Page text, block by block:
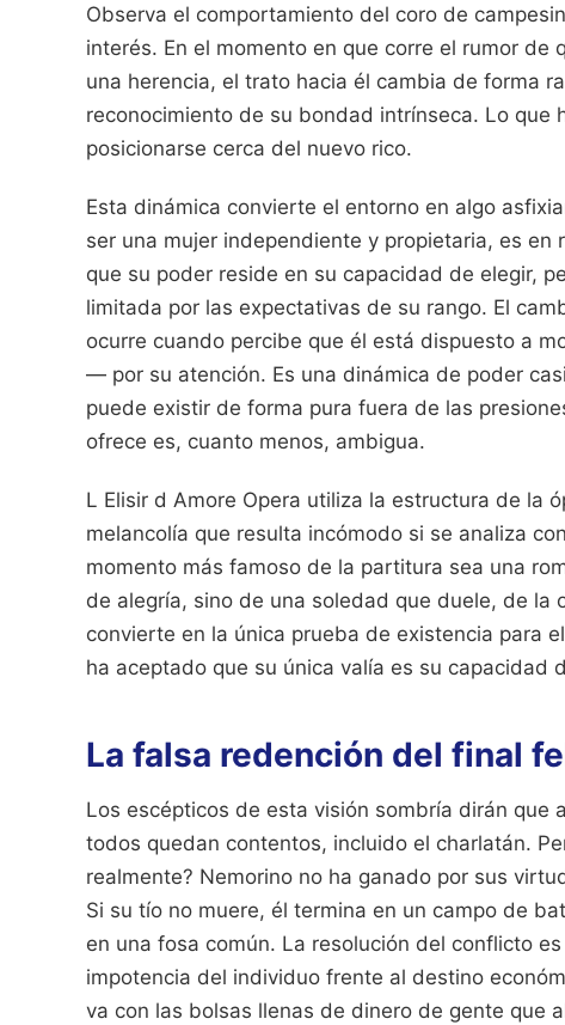
Observa el comportamiento del coro de
interés. En el momento en que corre el rumor
una herencia, el trato hacia él cambia de forma
reconocimiento de su bondad intrínseca. Lo que
posicionarse cerca del nuevo rico.
Esta dinámica convierte el entorno en algo
ser una mujer independiente y propietaria, es
que su poder reside en su capacidad de elegir,
limitada por las expectativas de su rango. El
ocurre cuando percibe que él está dispuesto a
— por su atención. Es una dinámica de poder
puede existir de forma pura fuera de las
ofrece es, cuanto menos, ambigua.
L Elisir d Amore Opera utiliza la estructura de la
melancolía que resulta incómodo si se analiza
momento más famoso de la partitura sea una
de alegría, sino de una soledad que duele, de la
convierte en la única prueba de existencia para
ha aceptado que su única valía es su capacidad
La falsa redención del final
Los escépticos de esta visión sombría dirán que
todos quedan contentos, incluido el charlatán.
realmente? Nemorino no ha ganado por sus
Si su tío no muere, él termina en un campo de
en una fosa común. La resolución del conflicto
impotencia del individuo frente al destino
va con las bolsas llenas de dinero de gente que